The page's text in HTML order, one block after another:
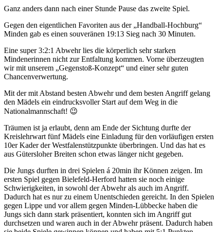
Ganz anders dann nach einer Stunde Pause das zweite Spiel.
Gegen den eigentlichen Favoriten aus der „Handball-Hochburg“
Minden gab es einen souveränen 19:13 Sieg nach 30 Minuten.
Eine super 3:2:1 Abwehr lies die körperlich sehr starken
Mindenerinnen nicht zur Entfaltung kommen. Vorne überzeugten
wir mit unserem „Gegenstoß-Konzept“ und einer sehr guten
Chancenverwertung.
Mit der mit Abstand besten Abwehr und dem besten Angriff gelang
den Mädels ein eindrucksvoller Start auf dem Weg in die
Nationalmannschaft! 😉
Träumen ist ja erlaubt, denn am Ende der Sichtung durfte der
Kreislehrwart fünf Mädels eine Einladung für den vorläufigen ersten
10er Kader der Westfalenstützpunkte überbringen. Und das hat es
aus Gütersloher Breiten schon etwas länger nicht gegeben.
Die Jungs durften in drei Spielen á 20min ihr Können zeigen. Im
ersten Spiel gegen Bielefeld-Herford hatten sie noch einige
Schwierigkeiten, in sowohl der Abwehr als auch im Angriff.
Dadurch hat es nur zu einem Unentschieden gereicht. In den Spielen
gegen Lippe und vor allem gegen Minden-Lübbecke haben die
Jungs sich dann stark präsentiert, konnten sich im Angriff gut
durchsetzen und waren auch in der Abwehr präsent. Dadurch haben